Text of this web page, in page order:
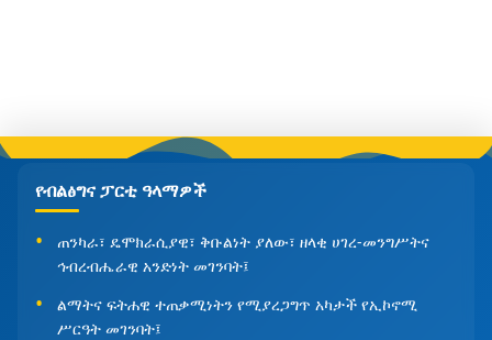
የብልፅግና ፓርቲ ዓላማዎች
ጠንካራ፣ ዴሞክራሲያዊ፣ ቅቡልነት ያለው፣ ዘላቂ ሀገረ-መንግሥትና
ኅብረብሔራዊ አንድነት መገንባት፤
ልማትና ፍትሐዊ ተጠቃሚነትን የሚያረጋግጥ አካታች የኢኮኖሚ
ሥርዓት መገንባት፤